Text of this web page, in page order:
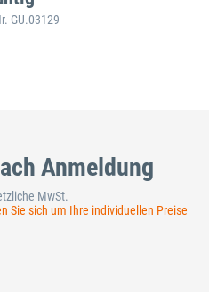
GU.03129
Anmeldung
MwSt.
Sie sich um Ihre individuellen Preise